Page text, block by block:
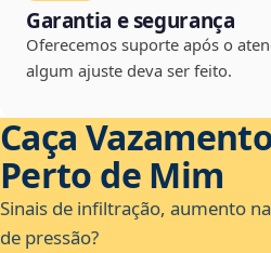
Garantia e segurança
Oferecemos suporte após o
algum ajuste deva ser feito.
Caça
Perto de Mim
Sinais de infiltração, aumento
de pressão?